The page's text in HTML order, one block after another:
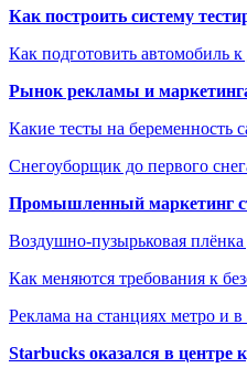
Как построить систему
Как подготовить автомобиль
Рынок рекламы и
Какие тесты на беременность
Снегоуборщик до первого
Промышленный маркетинг
Воздушно-пузырьковая плёнка
Как меняются требования к
Реклама на станциях метро и
Starbucks оказался в центре